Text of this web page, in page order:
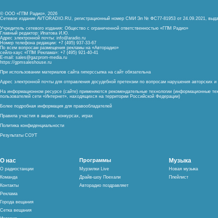
© ООО «ГПМ Радио», 2026
Сетевое издание AVTORADIO.RU, регистрационный номер СМИ Эл № ФС77-81953 от 24.09.2021,
Учредитель сетевого издания: Общество с ограниченной ответственностью «ГПМ Радио»
Главный редактор: Ипатова И.Ю.
Адрес электронной почты: info@aradio.ru
Номер телефона редакции: +7 (495) 937-33-67
По всем вопросам размещения рекламы на «Авторадио»
сейлз-хаус «ГПМ Реклама»: +7 (495) 921-40-41
E-mail: sales@gazprom-media.ru
https://gpmsaleshouse.ru
При использовании материалов сайта гиперссылка на сайт обязательна
Адрес электронной почты для отправления досудебной претензии по вопросам нарушения авторских
На информационном ресурсе (сайте) применяются рекомендательные технологии (информационные
пользователей сети «Интернет», находящихся на территории Российской Федерации)
Более подробная информация для правообладателей
Правила участия в акциях, конкурсах, играх
Политика конфиденциальности
Результаты СОУТ
О нас
О радиостанции
Команда
Контакты
Реклама
Города вещания
Сетка вещания
Программы
Мурзилки Live
Драйв-шоу Поехали
Авторадио поздравляет
Музыка
Новая музыка
Плейлист